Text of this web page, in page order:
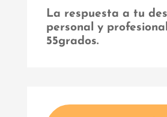
La respuesta a tu
personal y
55grados.